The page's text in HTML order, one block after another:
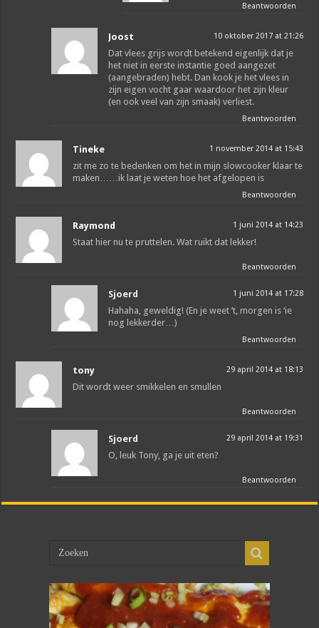
Beantwoorden
Joost 10 oktober 2017 at 21:26
Dat vlees grijs wordt betekend eigenlijk dat je
het niet in eerste instantie goed aangezet
(aangebraden) hebt. Dan kook je het vlees in
zijn eigen vocht gaar waardoor het zijn kleur
(en ook veel van zijn smaak) verliest.
Beantwoorden
Tineke 1 november 2014 at 15:43
zit me zo te bedenken om het in mijn slowcooker klaar te
maken……ik laat je weten hoe het afgelopen is
Beantwoorden
Raymond 1 juni 2014 at 14:23
Staat hier nu te pruttelen. Wat ruikt dat lekker!
Beantwoorden
Sjoerd 1 juni 2014 at 17:28
Hahaha, geweldig! (En je weet ’t, morgen is ‘ie
nog lekkerder…)
Beantwoorden
tony 29 april 2014 at 18:13
Dit wordt weer smikkelen en smullen
Beantwoorden
Sjoerd 29 april 2014 at 19:31
O, leuk Tony, ga je uit eten?
Beantwoorden